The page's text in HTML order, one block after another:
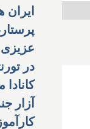
ایران
عزیزی
در
کانادا
آزار